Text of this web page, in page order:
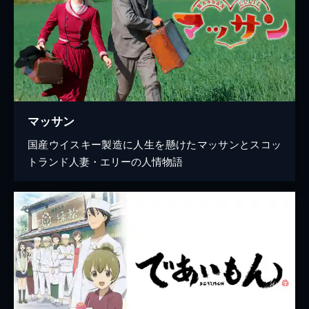
マッサン
国産ウイスキー製造に人生を懸けたマッサンとスコッ
トランド人妻・エリーの人情物語